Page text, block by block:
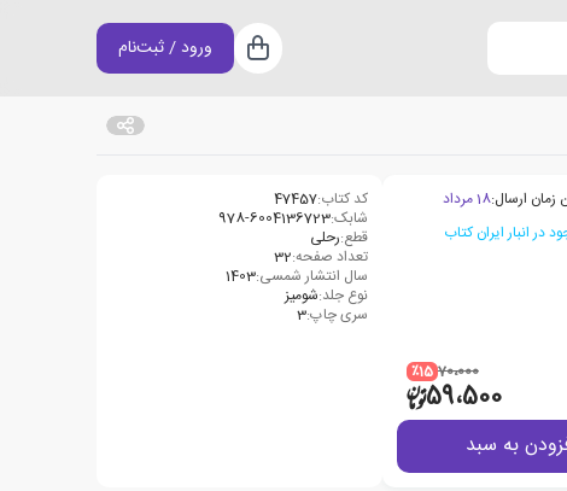
سبد خرید
ورود / ثبت‌نام
زمان ارسال:18 مرداد
70،000 ٪15
59،500
به سبد
کد کتاب:47457
شابک:978-6004136723
قطع:رحلی
تعداد صفحه:32
سال انتشار شمسی:1403
نوع جلد:شومیز
سری چاپ:3